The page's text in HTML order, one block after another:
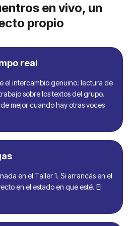
en vivo, un
propio
real
el intercambio genuino: lectura de
sobre los textos del grupo.
mejor cuando hay otras voces
en el Taller 1. Si arrancás en el
en el estado en que esté. El